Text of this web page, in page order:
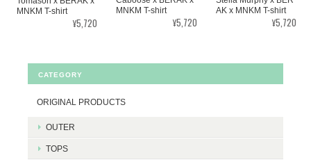
MNKM T-shirt
¥5,720
MNKM T-shirt
¥5,720
AK x MNKM T-shirt
¥5,720
CATEGORY
ORIGINAL PRODUCTS
OUTER
TOPS